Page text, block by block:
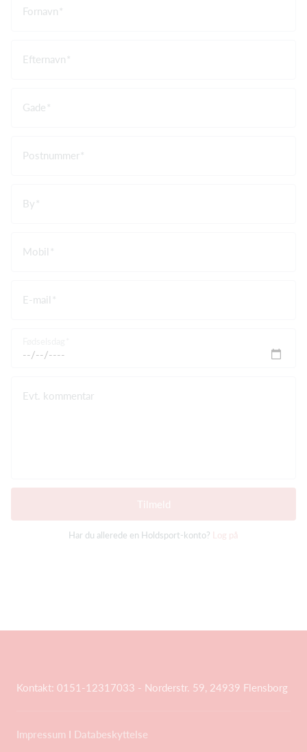
Fornavn
Efternavn
Gade
Postnummer
By
Mobil
E-mail
Evt. kommentar
Tilmeld
Har du allerede en Holdsport-konto? Log på
Kontakt: 0151-12317033 - Norderstr. 59, 24939 Flensborg
Impressum I Databeskyttelse